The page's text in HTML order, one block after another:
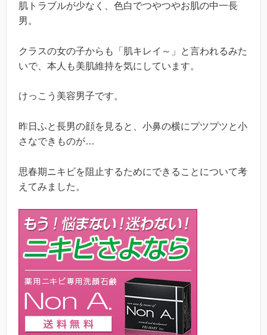
肌トラブルが少なく、色白でつやつやお肌の中一長
男。
クラスの女の子からも「肌キレイ～」と言われるみた
いで、本人も美肌維持を気にしています。
けっこう美容男子です。
昨日ふと長男の顔を見ると、小鼻の横にプツプツと小
さなできものが…
思春期ニキビを阻止するためにできることについて考
えてみました。